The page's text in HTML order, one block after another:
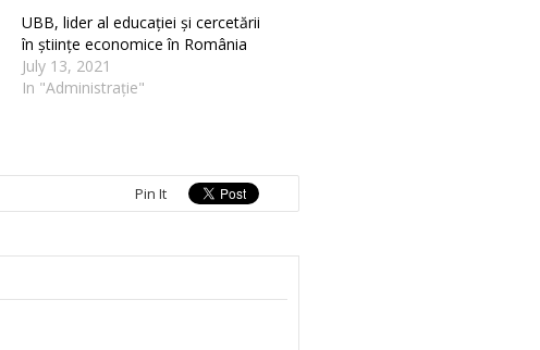
UBB, lider al educației și cercetării
în științe economice în România
July 13, 2021
In "Administrație"
Pin It